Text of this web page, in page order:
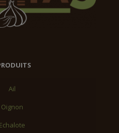
Ail
Oignon
Echalote